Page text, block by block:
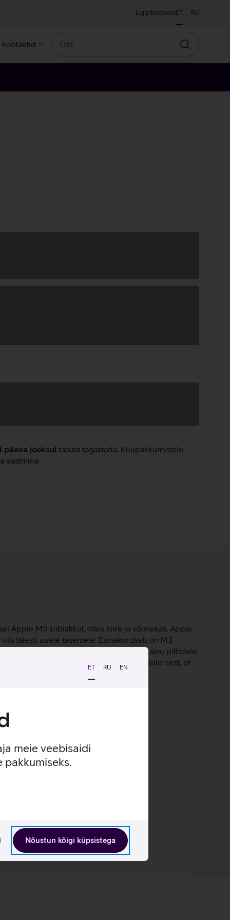
ET RU EN
meie veebisaidi
pakkumiseks.
Nõustun kõigi küpsistega
LigipääsetavusET RU
kontaktid
Otsin
päeva jooksul tasuta tagastada. Kuupakkumistele
saatmine.
Apple M3 kiibistikul, olles kiire ja võimekas. Apple
täiesti uuele tasemele. Esmakordselt on M3
pakuvad rikkalikku salvestusruumi sinu piltidele,
tollise ekraaniga sülearvuti hoolitseb selle eest, et